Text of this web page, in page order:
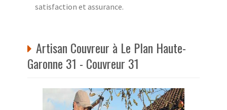
satisfaction et assurance.
Artisan Couvreur à Le Plan Haute-
Garonne 31 - Couvreur 31